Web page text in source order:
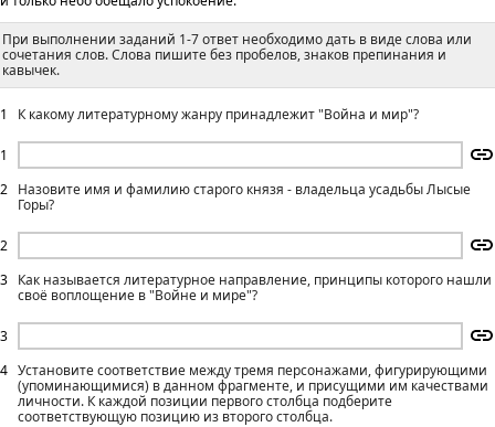
При выполнении заданий 1-7 ответ необходимо дать в виде слова или
сочетания слов. Слова пишите без пробелов, знаков препинания и
кавычек.
1
1
К какому литературному жанру принадлежит "Война и мир"?
2
2
Назовите имя и фамилию старого князя - владельца усадьбы Лысые
Горы?
3
3
Как называется литературное направление, принципы которого нашли
своё воплощение в "Войне и мире"?
4 Установите соответствие между тремя персонажами, фигурирующими
(упоминающимися) в данном фрагменте, и присущими им качествами
личности. К каждой позиции первого столбца подберите
соответствующую позицию из второго столбца.